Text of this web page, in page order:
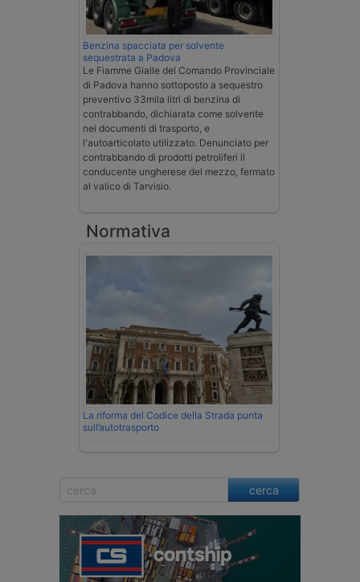
Benzina spacciata per solvente
sequestrata a Padova
Le Fiamme Gialle del Comando Provinciale
di Padova hanno sottoposto a sequestro
preventivo 33mila litri di benzina di
contrabbando, dichiarata come solvente
nei documenti di trasporto, e
l'autoarticolato utilizzato. Denunciato per
contrabbando di prodotti petroliferi il
conducente ungherese del mezzo, fermato
al valico di Tarvisio.
Normativa
La riforma del Codice della Strada punta
sull’autotrasporto
cerca